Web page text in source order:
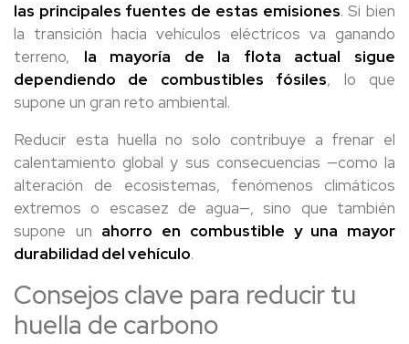
las principales fuentes de estas emisiones. Si bien
la transición hacia vehículos eléctricos va ganando
terreno, la mayoría de la flota actual sigue
dependiendo de combustibles fósiles, lo que
supone un gran reto ambiental.
Reducir esta huella no solo contribuye a frenar el
calentamiento global y sus consecuencias —como la
alteración de ecosistemas, fenómenos climáticos
extremos o escasez de agua—, sino que también
supone un ahorro en combustible y una mayor
durabilidad del vehículo.
Consejos clave para reducir tu
huella de carbono